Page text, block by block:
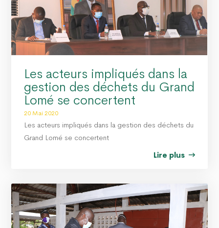
Les acteurs impliqués dans la
gestion des déchets du Grand
Lomé se concertent
20 Mai 2020
Les acteurs impliqués dans la gestion des déchets du
Grand Lomé se concertent
Lire plus